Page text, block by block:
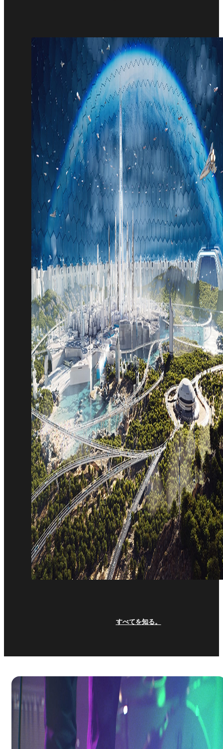
すべてを知る。